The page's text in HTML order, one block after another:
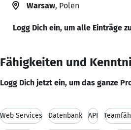
Warsaw, Polen
Logg Dich ein, um alle Einträge
Fähigkeiten und
Logg Dich jetzt ein, um das ganze
Web Services Datenbank API